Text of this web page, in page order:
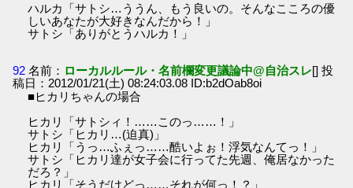
ハルカ「サトシ…ううん、もう良いの。そんなこころの優
しいあなたが大好きなんだから！」
サトシ「ありがとうハルカ！」
92 名前： ローカルルール・名前欄変更議論中@自治スレ[] 投
稿日：2012/01/21(土) 08:24:03.08 ID:b2dOab8oi
■ヒカリちゃんの場合
ヒカリ「サトシィ！……このっ……！」
サトシ「ヒカリ…(迫真)」
ヒカリ「うっ…ふぇっ……酷いよぉ！浮気なんてっ！」
サトシ「ヒカリ達が女子会に行ってた先週、俺居なかった
だろ？」
ヒカリ「そうだけどっ……それが何っ！？」